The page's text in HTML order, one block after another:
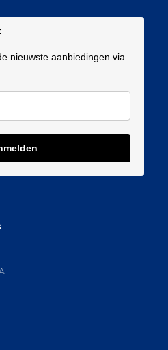
nieuwste aanbiedingen via